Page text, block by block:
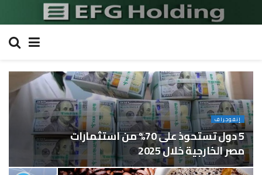
إنفوجراف
5 دول تستحوذ على 70% من استثمارات
مصر الخارجية خلال 2025